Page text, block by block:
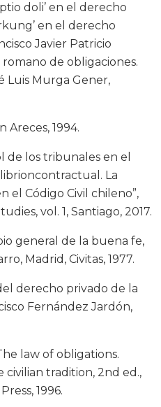
doli’ en el derecho
en el derecho
Javier Patricio
de obligaciones.
Luis Murga Gener,
Areces, 1994.
de los tribunales en el
La
el Código Civil chileno”,
vol. 1, Santiago, 2017.
general de la buena fe,
Madrid, Civitas, 1977.
derecho privado de la
Fernández Jardón,
law of obligations.
tradition, 2nd ed.,
1996.